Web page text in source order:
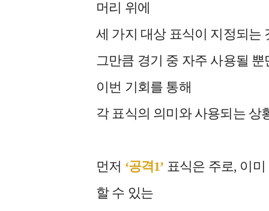
머리 위에
세 가지 대상 표식이 지정되는
그만큼 경기 중 자주 사용될
이번 기회를 통해
각 표식의 의미와 사용되는 상
먼저 ‘공격1’ 표식은 주로, 이
할 수 있는